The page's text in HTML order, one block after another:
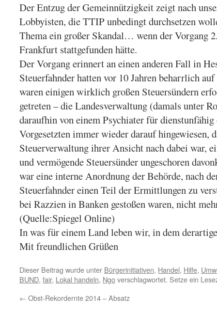
Der Entzug der Gemeinnützigkeit zeigt nach
Lobbyisten, die TTIP unbedingt durchsetzen
Thema ein großer Skandal… wenn der Vorgang
Frankfurt stattgefunden hätte.
Der Vorgang erinnert an einen anderen Fall in
Steuerfahnder hatten vor 10 Jahren beharrlich
waren einigen wirklich großen Steuersündern
getreten – die Landesverwaltung (damals unter
daraufhin von einem Psychiater für
Vorgesetzten immer wieder darauf hingewiesen,
Steuerverwaltung ihrer Ansicht nach dabei war,
und vermögende Steuersünder ungeschoren
war eine interne Anordnung der Behörde, nach
Steuerfahnder einen Teil der Ermittlungen zu
bei Razzien in Banken gestoßen waren, nicht
(Quelle:Spiegel Online)
In was für einem Land leben wir, in dem
Mit freundlichen Grüßen
Dieser Beitrag wurde unter Bürgerinitiativen, Handel, Hilfe,
BUND, fair, Lokal handeln, Ngoverschlagwortet. Setze ein
← Obst-Rekordernte 2014 – Absatz